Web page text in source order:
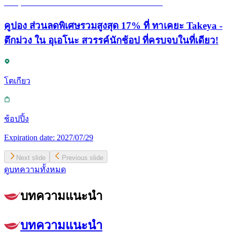
คูปอง ส่วนลดพิเศษรวมสูงสุด 17% ที่ ทาเคยะ Takeya -
ตึกม่วง ใน อุเอโนะ สวรรค์นักช้อป ที่ครบจบในที่เดียว!
โตเกียว
ช้อปปิ้ง
Expiration date: 2027/07/29
Next slide Previous slide
ดูบทความทั้งหมด
บทความแนะนำ
บทความแนะนำ